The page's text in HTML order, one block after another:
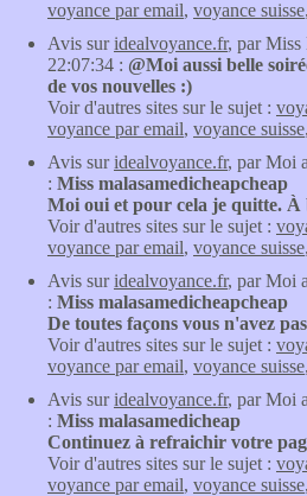
voyance par email, voyance suisse,
Avis suridealvoyance.fr, par
22:07:34 : @Moi aussi belle
de vos nouvelles :)
Voir d'autres sites sur le sujet :
voyance par email, voyance suisse,
Avis suridealvoyance.fr, par Moi
: Miss malasamedicheapcheap
Moi oui et pour cela je quitte. À
Voir d'autres sites sur le sujet :
voyance par email, voyance suisse,
Avis suridealvoyance.fr, par Moi
: Miss malasamedicheapcheap
De toutes façons vous n'avez
Voir d'autres sites sur le sujet :
voyance par email, voyance suisse,
Avis suridealvoyance.fr, par Moi
: Miss malasamedicheap
Continuez à refraichir votre
Voir d'autres sites sur le sujet :
voyance par email, voyance suisse,